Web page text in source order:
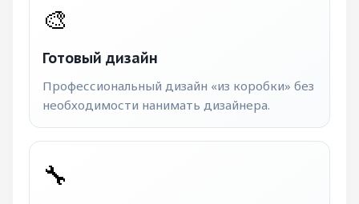
🎨
Готовый дизайн
Профессиональный дизайн «из коробки» без
необходимости нанимать дизайнера.
🔧